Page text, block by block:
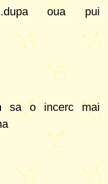
oua pui
sa o incerc mai